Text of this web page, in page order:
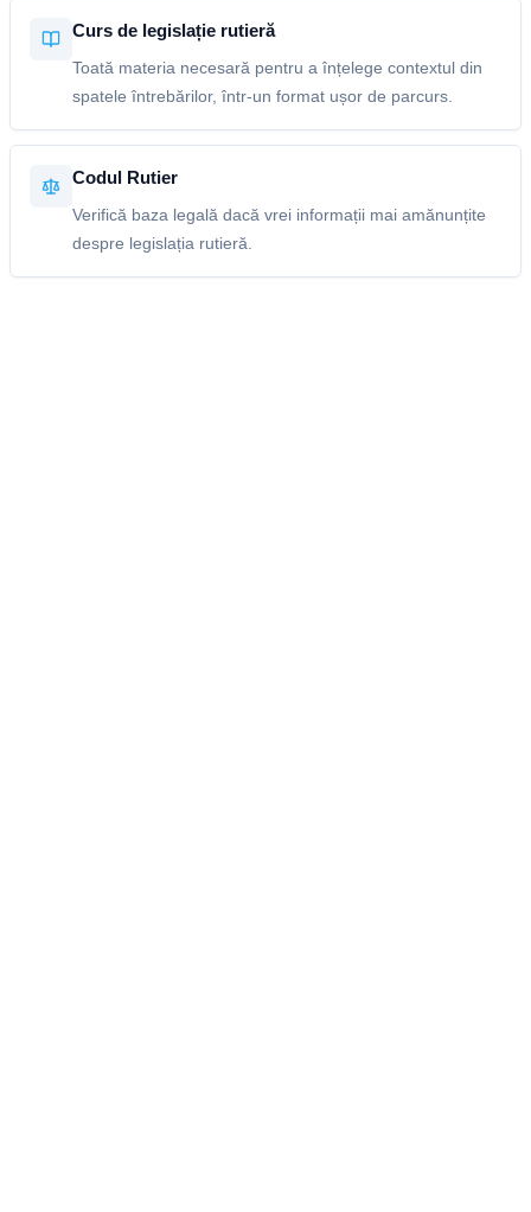
Curs de legislație rutieră
Toată materia necesară pentru a înțelege contextul din
spatele întrebărilor, într-un format ușor de parcurs.
Codul Rutier
Verifică baza legală dacă vrei informații mai amănunțite
despre legislația rutieră.